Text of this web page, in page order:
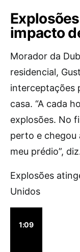
impacto
Morador da
residencial,
interceptações
casa. “A cada
explosões. No
perto e chegou
meu prédio”,
Explosões
Unidos
1:09